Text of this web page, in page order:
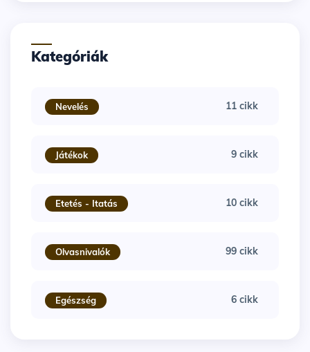
Kategóriák
Nevelés 11 cikk
Játékok 9 cikk
Etetés - Itatás 10 cikk
Olvasnivalók 99 cikk
Egészség 6 cikk